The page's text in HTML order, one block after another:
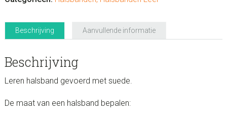
Beschrijving Aanvullende informatie
Beschrijving
Leren halsband gevoerd met suede.
De maat van een halsband bepalen: